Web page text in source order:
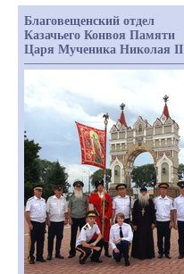
Благовещенский отдел
Казачьего Конвоя Памяти
Царя Мученика Николая II